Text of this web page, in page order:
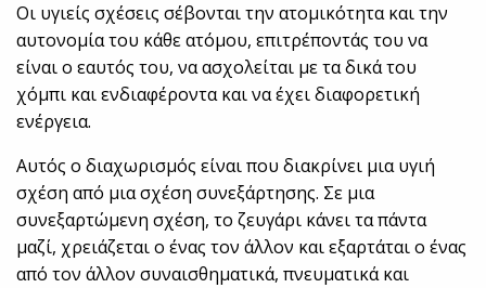
Οι υγιείς σχέσεις σέβονται την ατομικότητα και την
αυτονομία του κάθε ατόμου, επιτρέποντάς του να
είναι ο εαυτός του, να ασχολείται με τα δικά του
χόμπι και ενδιαφέροντα και να έχει διαφορετική
ενέργεια.
Αυτός ο διαχωρισμός είναι που διακρίνει μια υγιή
σχέση από μια σχέση συνεξάρτησης. Σε μια
συνεξαρτώμενη σχέση, το ζευγάρι κάνει τα πάντα
μαζί, χρειάζεται ο ένας τον άλλον και εξαρτάται ο ένας
από τον άλλον συναισθηματικά, πνευματικά και